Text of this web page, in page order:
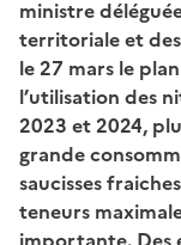
ministre
territoriale et
le 27 mars le
l’utilisation des
2023 et 2024,
grande
saucisses
teneurs